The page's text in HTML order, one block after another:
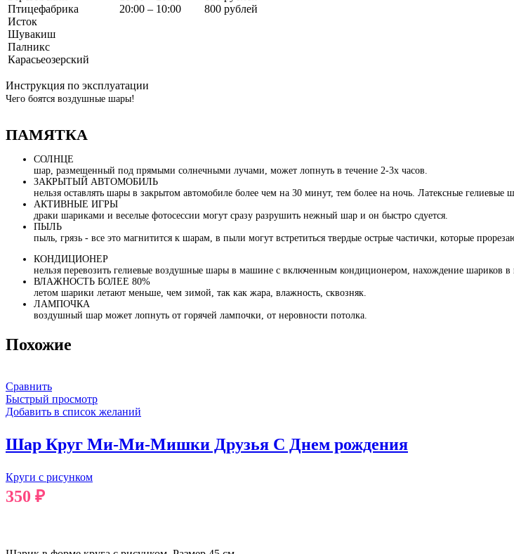
Птицефабрика
Исток
Шувакиш
Палникс
Карасьеозерский
20:00 – 10:00
800 рублей
Инструкция по эксплуатации
Чего боятся воздушные шары!
ПАМЯТКА
СОЛНЦЕ
шар, размещенный под прямыми солнечными лучами, может лопнуть в течение 2-3х часов.
ЗАКРЫТЫЙ АВТОМОБИЛЬ
нельзя оставлять шары в закрытом автомобиле более чем на 30 минут, тем более на ночь. Латексные гелиевые
АКТИВНЫЕ ИГРЫ
драки шариками и веселые фотосессии могут сразу разрушить нежный шар и он быстро сдуется.
ПЫЛЬ
пыль, грязь - все это магнитится к шарам, в пыли могут встретиться твердые острые частички, которые
КОНДИЦИОНЕР
нельзя перевозить гелиевые воздушные шары в машине с включенным кондиционером, нахождение шариков
ВЛАЖНОСТЬ БОЛЕЕ 80%
летом шарики летают меньше, чем зимой, так как жара, влажность, сквозняк.
ЛАМПОЧКА
воздушный шар может лопнуть от горячей лампочки, от неровности потолка.
Похожие
Сравнить
Быстрый просмотр
Добавить в список желаний
Шар Круг Ми-Ми-Мишки Друзья С Днем рождения
Круги с рисунком
350 ₽